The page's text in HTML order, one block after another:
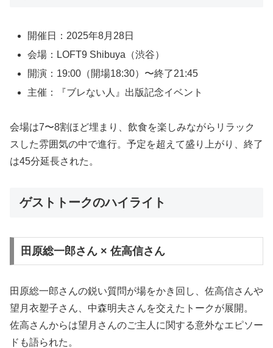
開催日：2025年8月28日
会場：LOFT9 Shibuya（渋谷）
開演：19:00（開場18:30）〜終了21:45
主催：『ブレない人』出版記念イベント
会場は7〜8割ほど埋まり、飲食を楽しみながらリラック
スした雰囲気の中で進行。予定を超えて盛り上がり、終了
は45分延長された。
ゲストトークのハイライト
田原総一郎さん × 佐高信さん
田原総一郎さんの鋭い質問が場をかき回し、佐高信さんや
望月衣塑子さん、中森明夫さんを交えたトークが展開。
佐高さんからは望月さんのご主人に関する意外なエピソー
ドも語られた。